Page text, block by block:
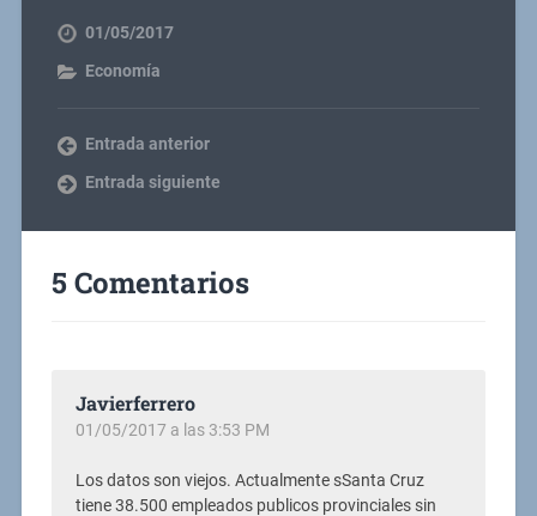
01/05/2017
Economía
Entrada anterior
Entrada siguiente
5 Comentarios
Javierferrero
01/05/2017 a las 3:53 PM
Los datos son viejos. Actualmente sSanta Cruz
tiene 38.500 empleados publicos provinciales sin